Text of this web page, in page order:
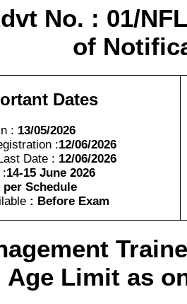
No. : 01/
of
Dates
: 13/05/2026
:12/06/2026
Date : 12/06/2026
:14-15 June 2026
per Schedule
: Before Exam
Age Limit as